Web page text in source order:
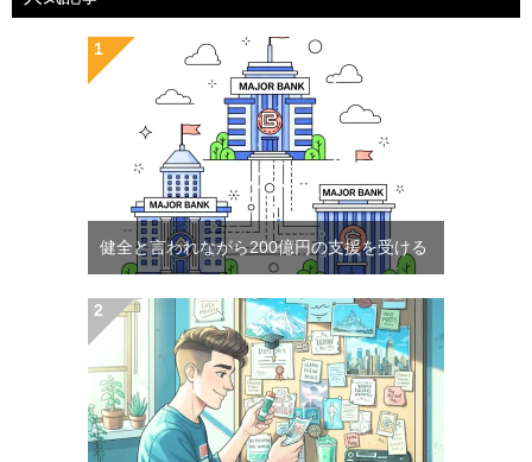
健全と言われながら200億円の支援を受ける